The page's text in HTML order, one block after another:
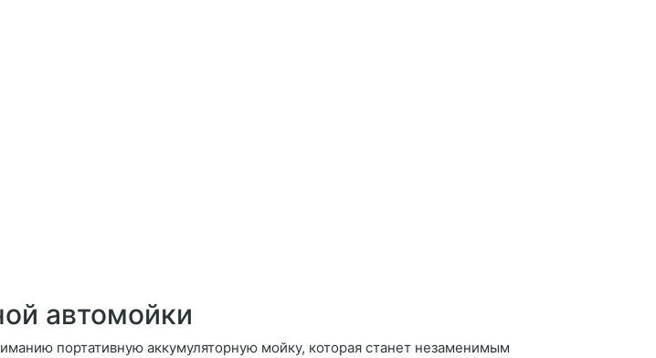
автомойки
портативную аккумуляторную мойку, которая станет незаменимым